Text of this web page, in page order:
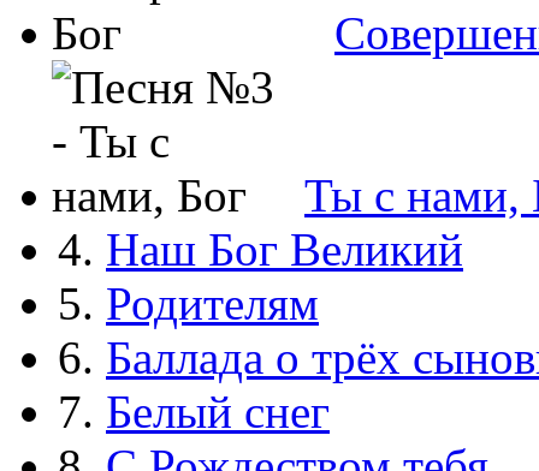
Ты с нами,
4. Наш Бог Великий
5. Родителям
6. Баллада о трёх
7. Белый снег